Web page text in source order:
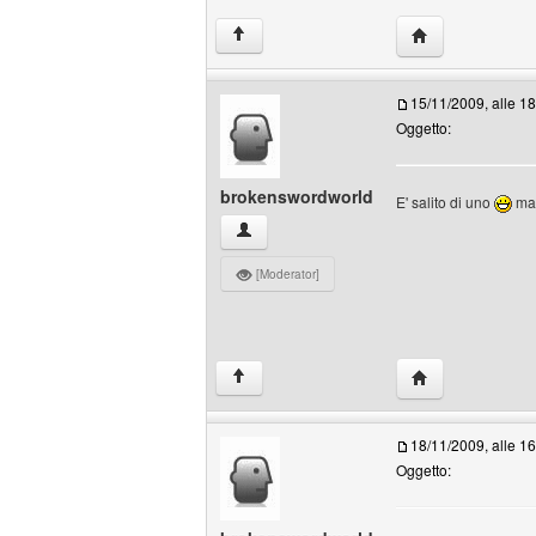
↑ HomePage:
brokenswordworld
brokenswordworld Profilo
[Moderator]
15/11/2009, alle
Oggetto:
E' salito di uno
↑ HomePage:
18/11/2009, alle
Oggetto: